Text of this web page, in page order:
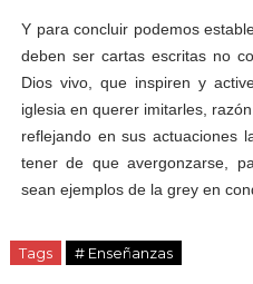
Y para concluir podemos
deben ser cartas escritas no
Dios vivo, que inspiren y
iglesia en querer imitarles,
reflejando en sus actuaciones
tener de que avergonzarse,
sean ejemplos de la grey en
Tags # Enseñanzas